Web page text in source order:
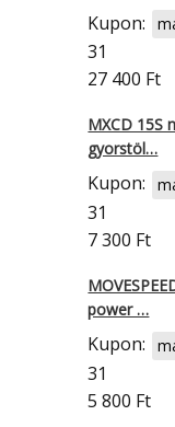
Kupon:
31
27 400 Ft
MXCD 15S
gyorstöl…
Kupon:
31
7 300 Ft
power …
Kupon:
31
5 800 Ft